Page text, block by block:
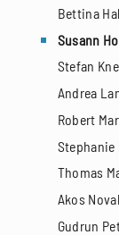
Bettina
Susann
Stefan
Andrea
Robert
Stephanie
Thomas
Akos
Gudrun